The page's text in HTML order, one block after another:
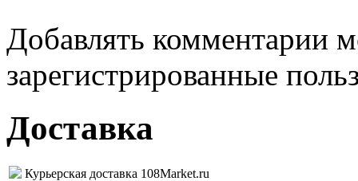
Добавлять комментарии
зарегистрированные
Доставка
Курьерская доставка 108Market.ru